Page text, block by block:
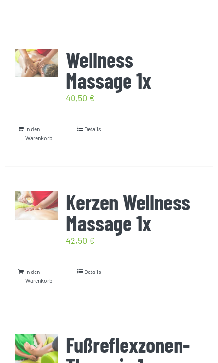
Wellness
Massage 1x
40,50 €
In den
Warenkorb
Details
Kerzen Wellness
Massage 1x
42,50 €
In den
Warenkorb
Details
Fußreflexzonen-